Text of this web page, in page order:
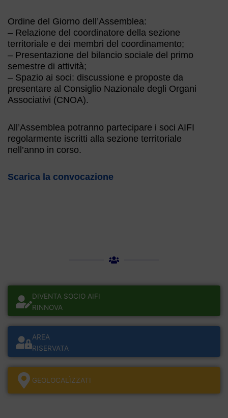
Ordine del Giorno dell’Assemblea:
– Relazione del coordinatore della sezione
territoriale e dei membri del coordinamento;
– Presentazione del bilancio sociale del primo
semestre di attività;
– Spazio ai soci: discussione e proposte da
presentare al Consiglio Nazionale degli Organi
Associativi (CNOA).
All’Assemblea potranno partecipare i soci AIFI
regolarmente iscritti alla sezione territoriale
nell’anno in corso.
Scarica la convocazione
DIVENTA SOCIO AIFI
RINNOVA
AREA
RISERVATA
GEOLOCALÌZZATI